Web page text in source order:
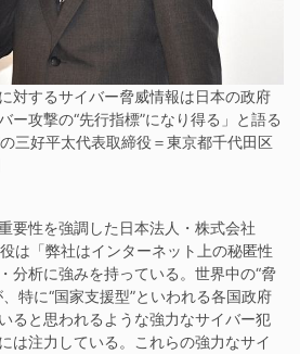
対するサイバー脅威情報は日本の政府
ー攻撃の“先行指標”になり得る」と語る
三好平太代表取締役＝東京都千代田区
要性を強調した日本法人・株式会社
は「弊社はインターネット上の秘匿性
分析に強みを持っている。世界中の“脅
特に“国家支援型”といわれる各国政府
ると思われるような強力なサイバー犯
は注力している。これらの強力なサイ